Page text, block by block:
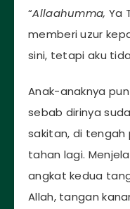
“Allaahumma, Ya
memberi uzur
sini, tetapi aku
Anak-anaknya
sebab dirinya
sakitan, di tengah
tahan lagi.
angkat kedua
Allah, tangan